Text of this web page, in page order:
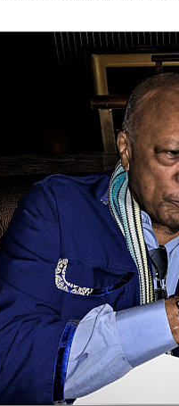
el videótárunkba! Látogasson